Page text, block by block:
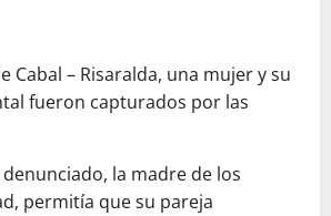
Cabal – Risaralda, una mujer y su
fueron capturados por las
la madre de los
permitía que su pareja